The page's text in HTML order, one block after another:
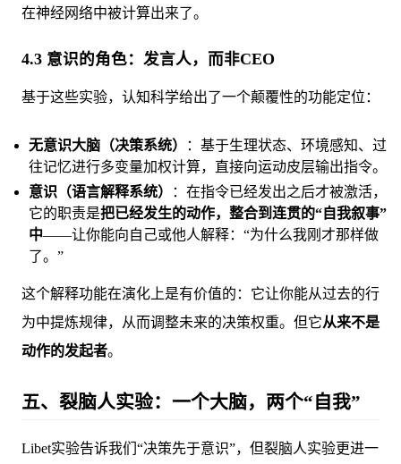
在神经网络中被计算出来了。
4.3 意识的角色：发言人，而非CEO
基于这些实验，认知科学给出了一个颠覆性的功能定位：
无意识大脑（决策系统）
：基于生理状态、环境感知、过
往记忆进行多变量加权计算，直接向运动皮层输出指令。
意识（语言解释系统）
：在指令已经发出之后才被激活，
它的职责是把已经发生的动作，整合到连贯的“自我叙事”
中——让你能向自己或他人解释：“为什么我刚才那样做
了。”
这个解释功能在演化上是有价值的：它让你能从过去的行
为中提炼规律，从而调整未来的决策权重。但它从来不是
动作的发起者。
五、裂脑人实验：一个大脑，两个“自我”
Libet实验告诉我们“决策先于意识”，但裂脑人实验更进一